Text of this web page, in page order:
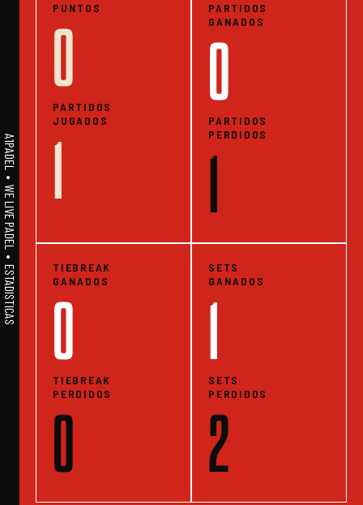
A1PADEL • WE LIVE PADEL • ESTADISTICAS
PUNTOS
0
PARTIDOS
JUGADOS
1
PARTIDOS
GANADOS
0
PARTIDOS
PERDIDOS
1
TIEBREAK
GANADOS
0
TIEBREAK
PERDIDOS
0
SETS
GANADOS
1
SETS
PERDIDOS
2